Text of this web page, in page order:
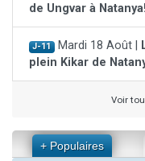
de Ungvar à Natanya!
J-11 Mardi 18 Août |
plein Kikar de
Voir
+ Populaires